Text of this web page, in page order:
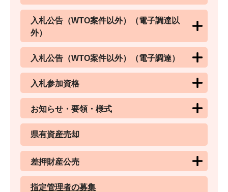
入札公告（WTO案件以外）（電子調達以
外）
入札公告（WTO案件以外）（電子調達）
入札参加資格
お知らせ・要領・様式
県有資産売却
差押財産公売
指定管理者の募集